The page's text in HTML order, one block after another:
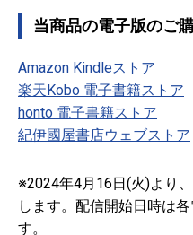
当商品の電子版のご
Amazon Kindleストア
楽天Kobo 電子書籍ストア
honto 電子書籍ストア
紀伊國屋書店ウェブストア
※2024年4月16日(火)より
します。配信開始日時は
す。